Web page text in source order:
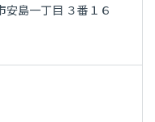
安島一丁目 ３番１６